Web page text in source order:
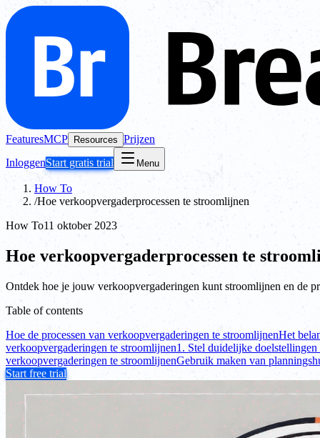
FeaturesMCP Resources Prijzen
InloggenStart gratis trial Menu
How To
/Hoe verkoopvergaderprocessen te stroomlijnen
How To11 oktober 2023
Hoe verkoopvergaderprocessen te
Ontdek hoe je jouw verkoopvergaderingen kunt stroomlijnen en de
Table of contents
Hoe de processen van verkoopvergaderingen te stroomlijnenHet
verkoopvergaderingen te stroomlijnen1. Stel duidelijke doelstellingen
verkoopvergaderingen te stroomlijnenGebruik maken van
Start free trial